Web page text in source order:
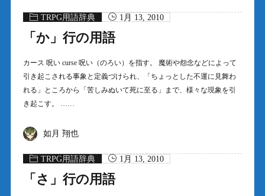
TRPG用語辞典 1月 13, 2010
「か」行の用語
カース 呪い curse 呪い（のろい）を指す。 魔術や怨念などによって
引き起こされる事象と定義づけられ、「ちょっとした不運に見舞わ
れる」ところから「苦しみぬいて死に至る」まで、様々な現象を引
き起こす。 ……
如月 翔也
TRPG用語辞典 1月 13, 2010
「さ」行の用語